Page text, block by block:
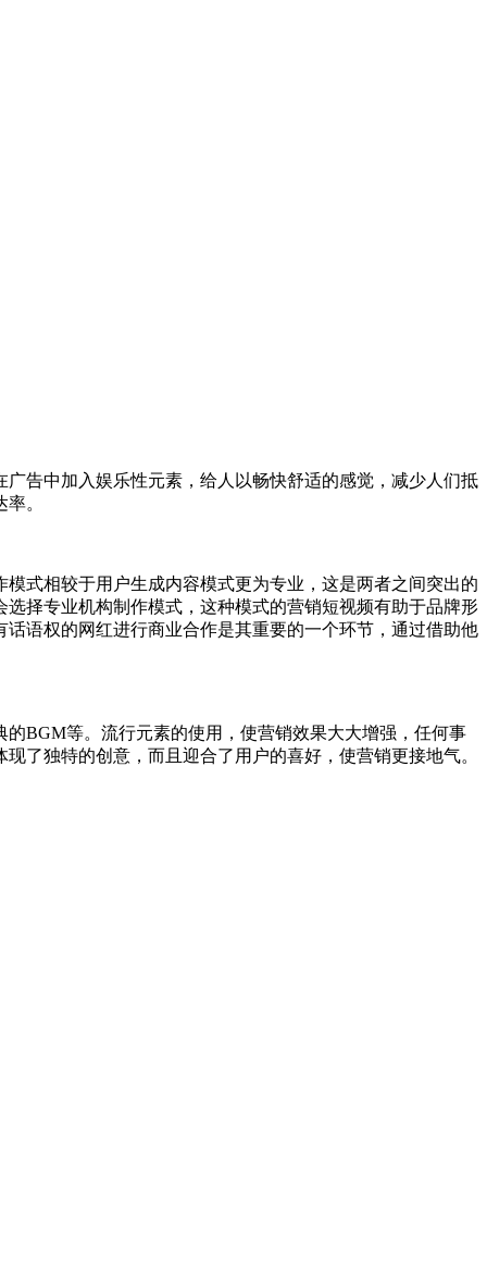
告中加入娱乐性元素，给人以畅快舒适的感觉，减少人们抵
。
式相较于用户生成内容模式更为专业，这是两者之间突出的
择专业机构制作模式，这种模式的营销短视频有助于品牌形
语权的网红进行商业合作是其重要的一个环节，通过借助他
BGM等。流行元素的使用，使营销效果大大增强，任何事
了独特的创意，而且迎合了用户的喜好，使营销更接地气。